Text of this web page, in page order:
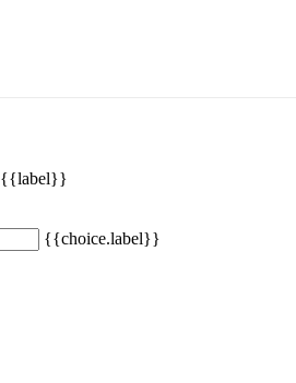
{{label}}
{{choice.label}}